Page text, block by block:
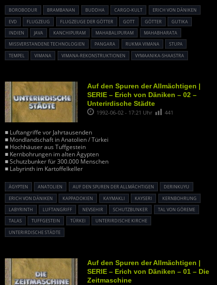
BOROBODUR BRAMBANAN BUDDHA CARGO-KULT
ERICH VON DÄNIKEN
EVD
FLUGZEUG FLUGZEUGE DER GÖTTER GOTT GÖTTER
GUTIKA
INDIEN
JAVA KANCHIPURAM MAHABALIPURAM
MAHABHARATA
MISSVERSTANDENE TECHNOLOGIEN
PANGARA RUKMA VIMANA
STUPA
TEMPEL
VIMANA VIMANA-REKONSTRUKTIONEN VYMAANIKA-SHAASTRA
Auf den Spuren der Allmächtigen |
SERIE – Erich von Däniken – 02 –
Unterirdische Städte
1992-06-02 - 17:21 Uhr 441
■ Luftangriffe vor Jahrtausenden
■ Mondlandschaft in Anatolien / Türkei
■ Hochhäuser aus Tuffgestein
■ Kernbohrungen im alten Ägypten
■ Schutzbunker für 300.000 Menschen
■ Labyrinth im Kartoffelkeller
ÄGYPTEN ANATOLIEN AUF DEN SPUREN DER ALLMÄCHTIGEN
DERINKUYU
ERICH VON DÄNIKEN
KAPPADOKIEN KAYMAKLI KAYSERI
KERNBOHRUNG
LABYRINTH
LUFTANGRIFF NEVSEHIR SCHUTZBUNKER
TAL VON GÖREME
TALAS
TUFFGESTEIN TÜRKEI
UNTERIRDISCHE KIRCHE
UNTERIRDISCHE STÄDTE
Auf den Spuren der Allmächtigen |
SERIE – Erich von Däniken – 01 – Die
Zeitmaschine